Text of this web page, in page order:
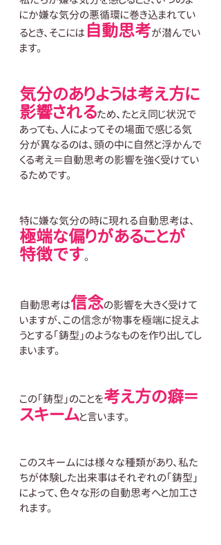
にか嫌な気分の悪循環に巻き込まれてい
るとき、そこには 自動思考が潜んでい
ます。
気分のありようは考え方に
影響されるため、たとえ同じ状況で
あっても、人によってその場面で感じる気
分が異なるのは、頭の中に自然と浮かんで
くる考え＝自動思考の影響を強く受けてい
るためです。
特に嫌な気分の時に現れる自動思考は、
極端な偏りがあることが
特徴です。
自動思考は信念の影響を大きく受けて
いますが、この信念が物事を極端に捉えよ
うとする「鋳型」のようなものを作り出してし
まいます。
この「鋳型」のことを考え方の癖＝
スキームと言います。
このスキームには様々な種類があり、私た
ちが体験した出来事はそれぞれの「鋳型」
によって、色々な形の自動思考へと加工さ
れます。